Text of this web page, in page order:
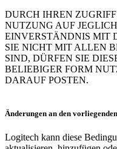
DURCH IHREN
NUTZUNG AUF
EINVERSTÄNDNIS MIT
SIE NICHT MIT ALLEN
SIND, DÜRFEN SIE
BELIEBIGER FORM
DARAUF POSTEN.
Änderungen an den
Logitech kann diese